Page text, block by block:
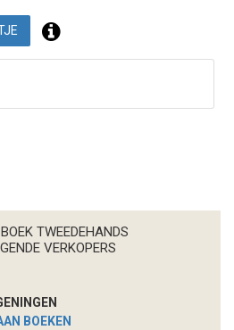
TWEEDEHANDS
VERKOPERS
BOEKEN